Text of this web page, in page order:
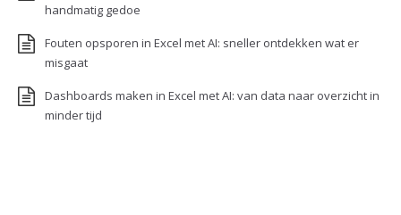
handmatig gedoe
Fouten opsporen in Excel met AI: sneller ontdekken wat er
misgaat
Dashboards maken in Excel met AI: van data naar overzicht in
minder tijd